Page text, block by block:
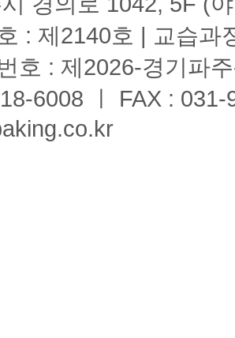
: 제2140호 | 교습과
호 : 제2026-경기파
6008 ㅣ FAX :